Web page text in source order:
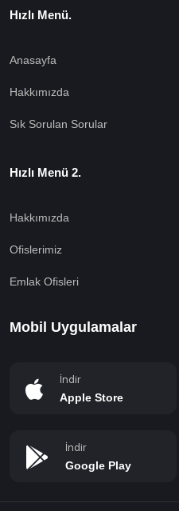
Hızlı Menü.
Anasayfa
Hakkımızda
Sık Sorulan Sorular
Hızlı Menü 2.
Hakkımızda
Ofislerimiz
Emlak Ofisleri
Mobil Uygulamalar
İndir
Apple Store
İndir
Google Play